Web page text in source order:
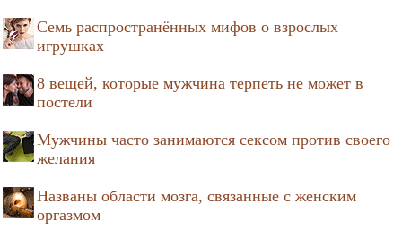
Семь распространённых мифов о взрослых
игрушках
8 вещей, которые мужчина терпеть не может в
постели
Мужчины часто занимаются сексом против своего
желания
Названы области мозга, связанные с женским
оргазмом